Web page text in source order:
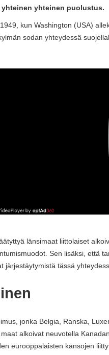
yhteinen puolustus.
kun Washington (USA)
sodan yhteydessä
länsimaat liittolaiset
Sen lisäksi, että
järjestäytymistä tässä
jonka Belgia, Ranska,
alkoivat neuvotella
eurooppalaisten kansojen